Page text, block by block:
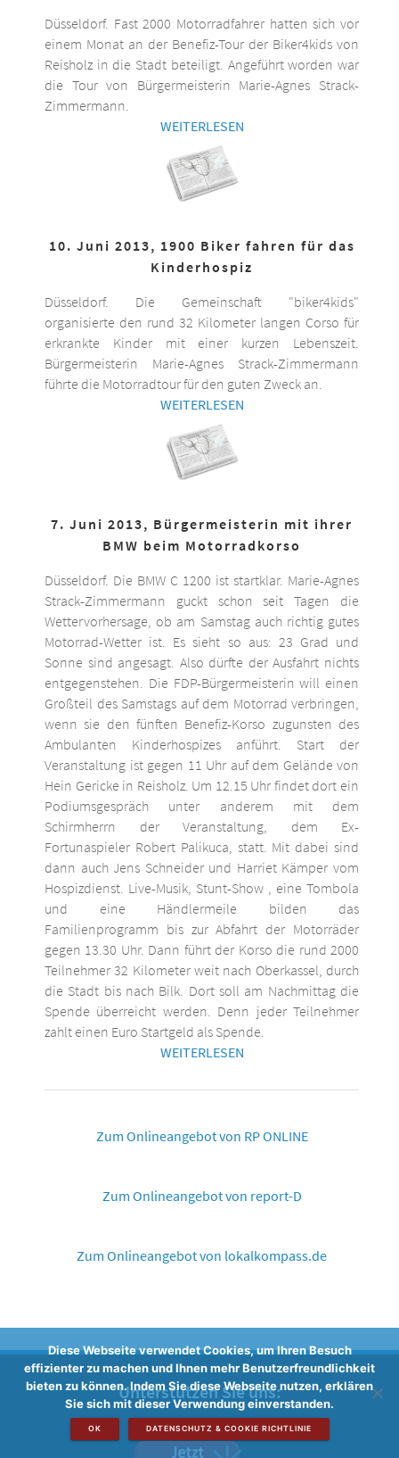
Düsseldorf. Fast 2000 Motorradfahrer hatten sich vor
einem Monat an der Benefiz-Tour der Biker4kids von
Reisholz in die Stadt beteiligt. Angeführt worden war
die Tour von Bürgermeisterin Marie-Agnes Strack-
Zimmermann.
WEITERLESEN
10. Juni 2013, 1900 Biker fahren für das
Kinderhospiz
Düsseldorf. Die Gemeinschaft "biker4kids"
organisierte den rund 32 Kilometer langen Corso für
erkrankte Kinder mit einer kurzen Lebenszeit.
Bürgermeisterin Marie-Agnes Strack-Zimmermann
führte die Motorradtour für den guten Zweck an.
WEITERLESEN
7. Juni 2013, Bürgermeisterin mit ihrer
BMW beim Motorradkorso
Düsseldorf. Die BMW C 1200 ist startklar. Marie-Agnes
Strack-Zimmermann guckt schon seit Tagen die
Wettervorhersage, ob am Samstag auch richtig gutes
Motorrad-Wetter ist. Es sieht so aus: 23 Grad und
Sonne sind angesagt. Also dürfte der Ausfahrt nichts
entgegenstehen. Die FDP-Bürgermeisterin will einen
Großteil des Samstags auf dem Motorrad verbringen,
wenn sie den fünften Benefiz-Korso zugunsten des
Ambulanten Kinderhospizes anführt. Start der
Veranstaltung ist gegen 11 Uhr auf dem Gelände von
Hein Gericke in Reisholz. Um 12.15 Uhr findet dort ein
Podiumsgespräch unter anderem mit dem
Schirmherrn der Veranstaltung, dem Ex-
Fortunaspieler Robert Palikuca, statt. Mit dabei sind
dann auch Jens Schneider und Harriet Kämper vom
Hospizdienst. Live-Musik, Stunt-Show , eine Tombola
und eine Händlermeile bilden das
Familienprogramm bis zur Abfahrt der Motorräder
gegen 13.30 Uhr. Dann führt der Korso die rund 2000
Teilnehmer 32 Kilometer weit nach Oberkassel, durch
die Stadt bis nach Bilk. Dort soll am Nachmittag die
Spende überreicht werden. Denn jeder Teilnehmer
zahlt einen Euro Startgeld als Spende.
WEITERLESEN
Zum Onlineangebot von RP ONLINE
Zum Onlineangebot von report-D
Zum Onlineangebot von lokalkompass.de
Unterstützen Sie uns:
Diese Webseite verwendet Cookies, um Ihren Besuch
effizienter zu machen und Ihnen mehr Benutzerfreundlichkeit
bieten zu können. Indem Sie diese Webseite nutzen, erklären
Sie sich mit dieser Verwendung einverstanden.
OK DATENSCHUTZ & COOKIE RICHTLINIE